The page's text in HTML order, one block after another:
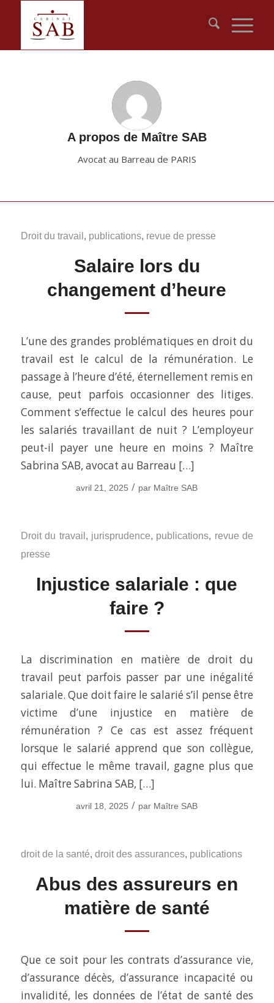
A propos de Maître SAB
Avocat au Barreau de PARIS
Droit du travail , publications, revue de presse
Salaire lors du
changement d’heure
L’une des grandes problématiques en droit du
travail est le calcul de la rémunération. Le
passage à l’heure d’été, éternellement remis en
cause, peut parfois occasionner des litiges.
Comment s’effectue le calcul des heures pour
les salariés travaillant de nuit ? L’employeur
peut-il payer une heure en moins ? Maître
Sabrina SAB, avocat au Barreau […]
avril 21, 2025 / par Maître SAB
Droit du travail , jurisprudence, publications, revue de
presse
Injustice salariale : que
faire ?
La discrimination en matière de droit du
travail peut parfois passer par une inégalité
salariale. Que doit faire le salarié s’il pense être
victime d’une injustice en matière de
rémunération ? Ce cas est assez fréquent
lorsque le salarié apprend que son collègue,
qui effectue le même travail, gagne plus que
lui. Maître Sabrina SAB, […]
avril 18, 2025 / par Maître SAB
droit de la santé, droit des assurances, publications
Abus des assureurs en
matière de santé
Que ce soit pour les contrats d’assurance vie,
d’assurance décès, d’assurance incapacité ou
invalidité, les données de l’état de santé des